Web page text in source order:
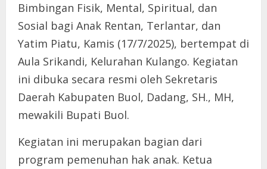
Bimbingan Fisik, Mental, Spiritual, dan
Sosial bagi Anak Rentan, Terlantar, dan
Yatim Piatu, Kamis (17/7/2025), bertempat di
Aula Srikandi, Kelurahan Kulango. Kegiatan
ini dibuka secara resmi oleh Sekretaris
Daerah Kabupaten Buol, Dadang, SH., MH,
mewakili Bupati Buol.
Kegiatan ini merupakan bagian dari
program pemenuhan hak anak. Ketua